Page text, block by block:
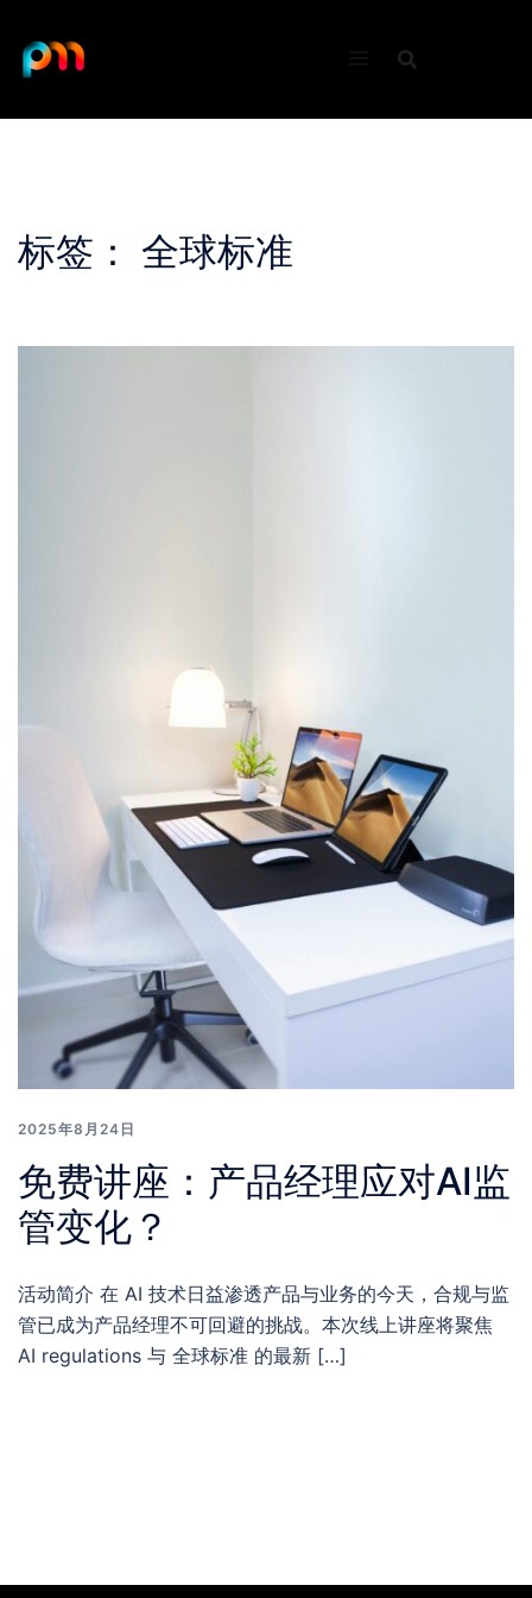
content
标签： 全球标准
2025年8月24日
免费讲座：产品经理应对AI监
管变化？
活动简介 在 AI 技术日益渗透产品与业务的今天，合规与监
管已成为产品经理不可回避的挑战。本次线上讲座将聚焦
AI regulations 与 全球标准 的最新 […]